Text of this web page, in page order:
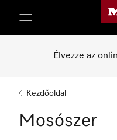
Élvezze az
Kezdőoldal
Mosószer